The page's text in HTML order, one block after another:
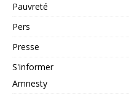
Pauvreté
Pers
Presse
S'informer
Amnesty